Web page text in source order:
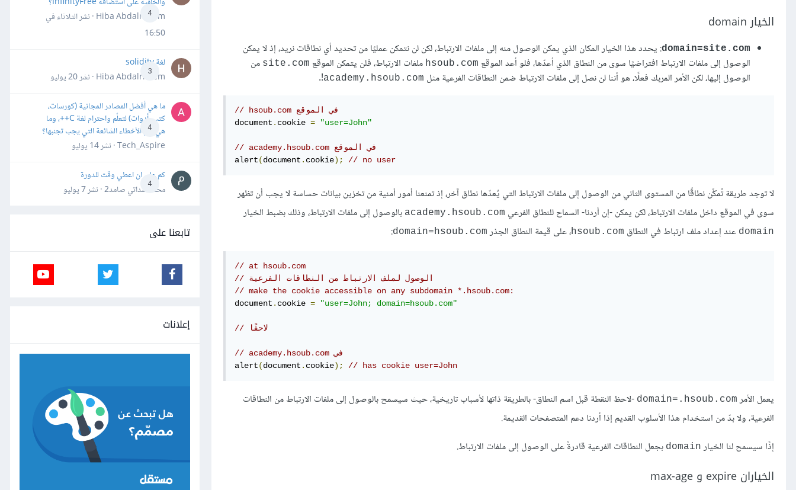
الخيار domain
domain=site.com: يحدد هذا الخيار المكان الذي يمكن الوصول منه إلى ملفات الارتباط، لكن لن نتمكن عمليًا من تحديد أي نطاقات نريد، إذ لا يمكن
الوصول إلى ملفات الارتباط افتراضيًا سوى من النطاق الذي أعدّها، فلو أعد الموقع hsoub.com ملفات الارتباط، فلن يتمكن الموقع site.com من
الوصول إليها، لكن الأمر المربك فعلًا، هو أننا لن نصل إلى ملفات الارتباط ضمن النطاقات الفرعية مثل academy.hsoub.com
!.
document . cookie = "user=John"
alert(document . cookie); // no user
لا توجد طريقة تُمكِّن نطاقًا من المستوى الثاني من الوصول إلى ملفات الارتباط التي يُعدّها نطاق آخر، إذ تمنعنا أمور أمنية من تخزين بيانات حساسة لا يجب أن تظهر
سوى في الموقع داخل ملفات الارتباط، لكن يمكن -إن أردنا- السماح للنطاق الفرعي academy.hsoub.com بالوصول إلى ملفات الارتباط، وذلك بضبط الخيار
domain عند إعداد ملف ارتباط في النطاق hsoub.com، على قيمة النطاق الجذر domain=hsoub.com
:
// at hsoub.com
// الوصول لملف الارتباط من النطاقات الفرعية
// make the cookie accessible on any subdomain *.hsoub.com:
document . cookie = "user=John; domain=hsoub.com"
// لاحقًا
alert(document . cookie); // has cookie user=John
يعمل الأمر domain=.hsoub.com -لاحظ النقطة قبل اسم النطاق- بالطريقة ذاتها لأسباب تاريخية، حيث سيسمح بالوصول إلى ملفات الارتباط من النطاقات
الفرعية، ولا بدّ من استخدام هذا الأسلوب القديم إذا أردنا دعم المتصفحات القديمة.
إذًا سيسمح لنا الخيار domain بجعل النطاقات الفرعية قادرةً على الوصول إلى ملفات الارتباط.
الخياران expire و max-age
4
Hiba Abdalrheem · نشر
الثلاثاء في
16:50
3
لغة solidity
Hiba Abdalrheem · نشر
20 يوليو
4
ما هي أفضل المصادر المجانية (كورسات،
كتب، أدوات) لتعلّم واحترام لغة C++، وما
هي أهم الأخطاء الشائعة التي يجب تجنبها؟
Tech_Aspire · نشر
14 يوليو
4
كم علي ان اعطي وقت للدورة
محمد سداتي صامد2 · نشر
7 يوليو
تابعنا على
إعلانات